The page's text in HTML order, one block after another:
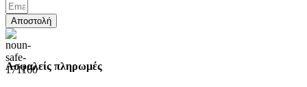
Αποστολή
Ασφαλείς πληρωμές